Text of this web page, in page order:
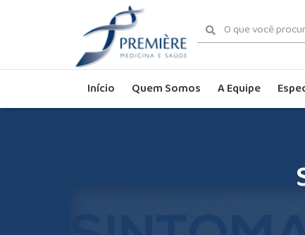
Início Quem Somos A Equipe